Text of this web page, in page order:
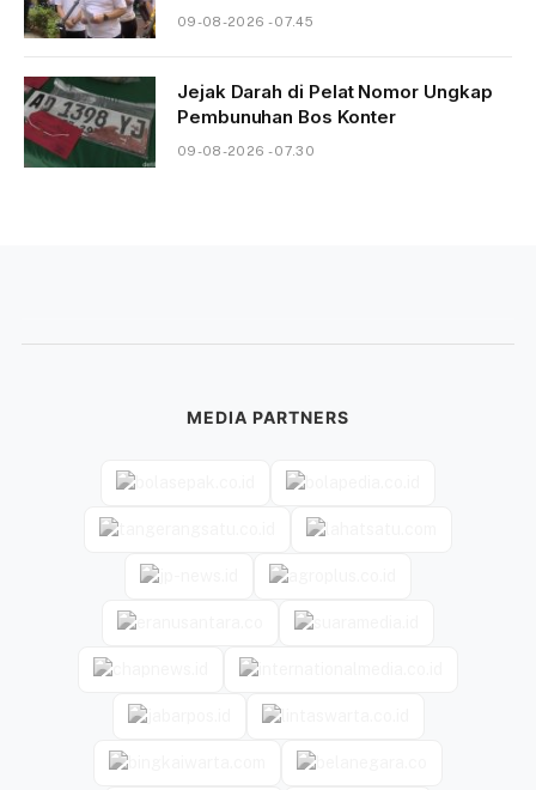
09-08-2026 - 07.45
Jejak Darah di Pelat Nomor Ungkap
Pembunuhan Bos Konter
09-08-2026 - 07.30
MEDIA PARTNERS